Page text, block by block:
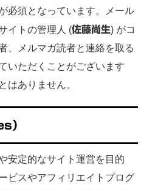
必須となっています。メール
イトの管理人 (佐藤尚生) がコ
、メルマガ読者と連絡を取る
いただくことがございます
はありません。
）
安定的なサイト運営を目的
ビスやアフィリエイトプログ